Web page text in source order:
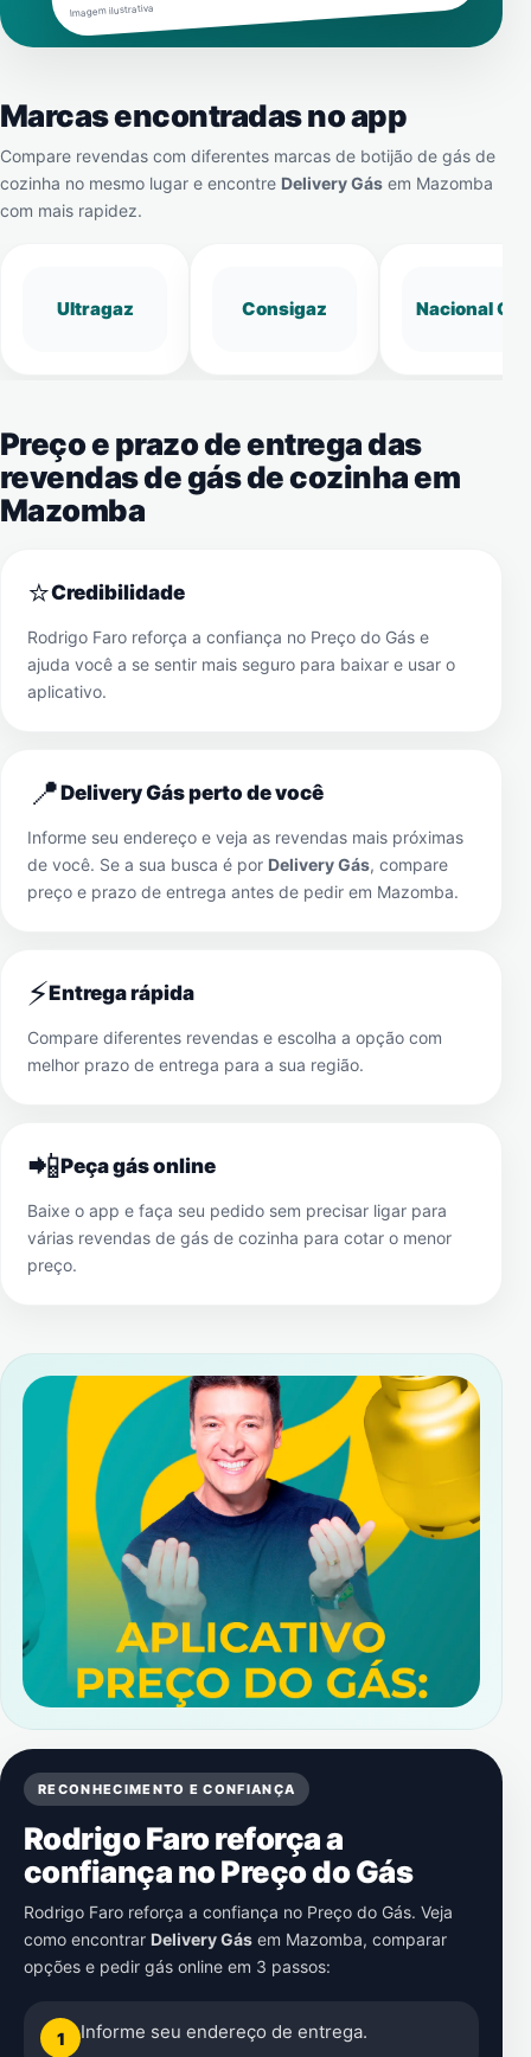
Imagem ilustrativa
Marcas encontradas no app
Compare revendas com diferentes marcas de botijão de gás de
cozinha no mesmo lugar e encontre Delivery Gás em Mazomba
com mais rapidez.
Ultragaz Consigaz Nacional Gás
Preço e prazo de entrega das
revendas de gás de cozinha em
Mazomba
⭐Credibilidade
Rodrigo Faro reforça a confiança no Preço do Gás e
ajuda você a se sentir mais seguro para baixar e usar o
aplicativo.
📍Delivery Gás perto de você
Informe seu endereço e veja as revendas mais próximas
de você. Se a sua busca é por Delivery Gás, compare
preço e prazo de entrega antes de pedir em Mazomba.
⚡Entrega rápida
Compare diferentes revendas e escolha a opção com
melhor prazo de entrega para a sua região.
📲Peça gás online
Baixe o app e faça seu pedido sem precisar ligar para
várias revendas de gás de cozinha para cotar o menor
preço.
RECONHECIMENTO E CONFIANÇA
Rodrigo Faro reforça a
confiança no Preço do Gás
Rodrigo Faro reforça a confiança no Preço do Gás. Veja
como encontrar Delivery Gás em Mazomba, comparar
opções e pedir gás online em 3 passos:
1 Informe seu endereço de entrega.